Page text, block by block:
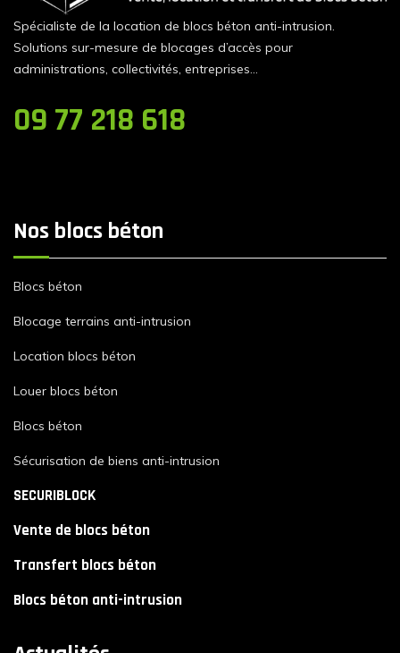
Spécialiste de la location de blocs béton anti-intrusion.
Solutions sur-mesure de blocages d’accès pour
administrations, collectivités, entreprises…
09 77 218 618
Nos blocs béton
Blocs béton
Blocage terrains anti-intrusion
Location blocs béton
Louer blocs béton
Blocs béton
Sécurisation de biens anti-intrusion
SECURIBLOCK
Vente de blocs béton
Transfert blocs béton
Blocs béton anti-intrusion